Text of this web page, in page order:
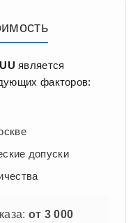
является
факторов:
допуски
от 3 000